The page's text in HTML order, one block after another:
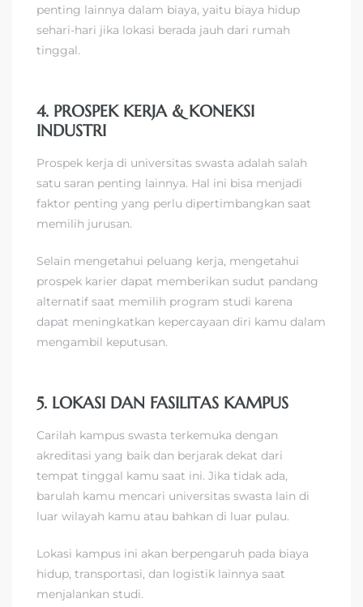
penting lainnya dalam biaya, yaitu biaya hidup
sehari-hari jika lokasi berada jauh dari rumah
tinggal.
4. PROSPEK KERJA & KONEKSI
INDUSTRI
Prospek kerja di universitas swasta adalah salah
satu saran penting lainnya. Hal ini bisa menjadi
faktor penting yang perlu dipertimbangkan saat
memilih jurusan.
Selain mengetahui peluang kerja, mengetahui
prospek karier dapat memberikan sudut pandang
alternatif saat memilih program studi karena
dapat meningkatkan kepercayaan diri kamu dalam
mengambil keputusan.
5. LOKASI DAN FASILITAS KAMPUS
Carilah kampus swasta terkemuka dengan
akreditasi yang baik dan berjarak dekat dari
tempat tinggal kamu saat ini. Jika tidak ada,
barulah kamu mencari universitas swasta lain di
luar wilayah kamu atau bahkan di luar pulau.
Lokasi kampus ini akan berpengaruh pada biaya
hidup, transportasi, dan logistik lainnya saat
menjalankan studi.